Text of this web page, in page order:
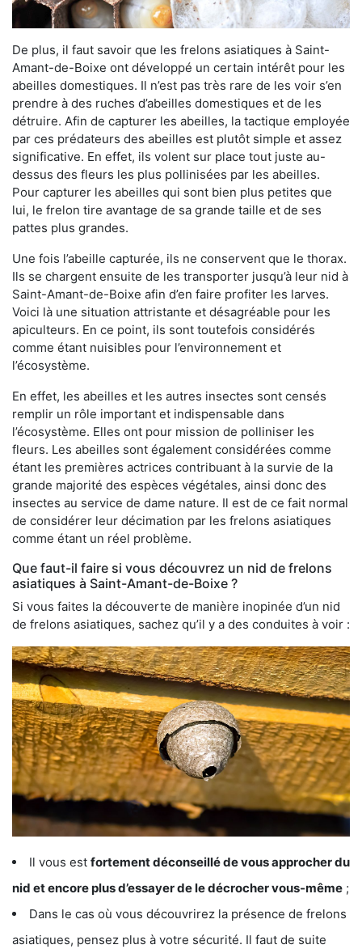
De plus, il faut savoir que les frelons asiatiques à Saint-
Amant-de-Boixe ont développé un certain intérêt pour les
abeilles domestiques. Il n’est pas très rare de les voir s’en
prendre à des ruches d’abeilles domestiques et de les
détruire. Afin de capturer les abeilles, la tactique employée
par ces prédateurs des abeilles est plutôt simple et assez
significative. En effet, ils volent sur place tout juste au-
dessus des fleurs les plus pollinisées par les abeilles.
Pour capturer les abeilles qui sont bien plus petites que
lui, le frelon tire avantage de sa grande taille et de ses
pattes plus grandes.
Une fois l’abeille capturée, ils ne conservent que le thorax.
Ils se chargent ensuite de les transporter jusqu’à leur nid à
Saint-Amant-de-Boixe afin d’en faire profiter les larves.
Voici là une situation attristante et désagréable pour les
apiculteurs. En ce point, ils sont toutefois considérés
comme étant nuisibles pour l’environnement et
l’écosystème.
En effet, les abeilles et les autres insectes sont censés
remplir un rôle important et indispensable dans
l’écosystème. Elles ont pour mission de polliniser les
fleurs. Les abeilles sont également considérées comme
étant les premières actrices contribuant à la survie de la
grande majorité des espèces végétales, ainsi donc des
insectes au service de dame nature. Il est de ce fait normal
de considérer leur décimation par les frelons asiatiques
comme étant un réel problème.
Que faut-il faire si vous découvrez un nid de frelons
asiatiques à Saint-Amant-de-Boixe ?
Si vous faites la découverte de manière inopinée d’un nid
de frelons asiatiques, sachez qu’il y a des conduites à voir :
Il vous est fortement déconseillé de vous approcher du
nid et encore plus d’essayer de le décrocher vous-même ;
Dans le cas où vous découvrirez la présence de frelons
asiatiques, pensez plus à votre sécurité. Il faut de suite